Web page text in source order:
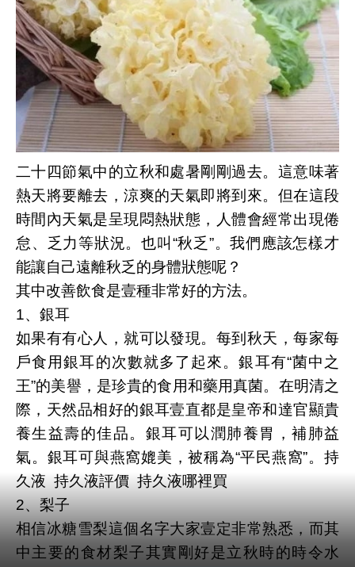
二十四節氣中的立秋和處暑剛剛過去。這意味著
熱天將要離去，涼爽的天氣即將到來。但在這段
時間內天氣是呈現悶熱狀態，人體會經常出現倦
怠、乏力等狀況。也叫 “秋乏”。我們應該怎樣才
能讓自己遠離秋乏的身體狀態呢？
其中改善飲食是壹種非常好的方法。
1、銀耳
如果有有心人，就可以發現。每到秋天，每家每
戶食用銀耳的次數就多了起來。銀耳有“菌中之
王”的美譽，是珍貴的食用和藥用真菌。在明清之
際，天然品相好的銀耳壹直都是皇帝和達官顯貴
養生益壽的佳品。銀耳可以潤肺養胃，補肺益
氣。銀耳可與燕窩媲美，被稱為“平民燕窩”。 持
久液 持久液評價 持久液哪裡買
2、梨子
相信冰糖雪梨這個名字大家壹定非常熟悉，而其
中主要的食材梨子其實剛好是立秋時的時令水